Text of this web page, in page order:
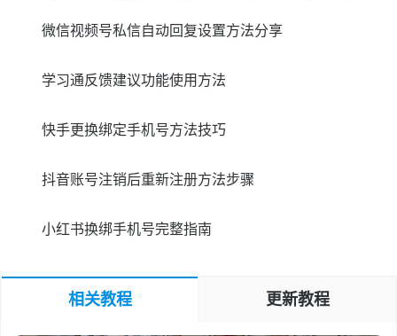
微信视频号私信自动回复设置方法分享
学习通反馈建议功能使用方法
快手更换绑定手机号方法技巧
抖音账号注销后重新注册方法步骤
小红书换绑手机号完整指南
相关教程 更新教程